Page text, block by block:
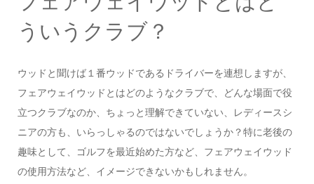
ういうクラブ？
ウッドと聞けば１番ウッドであるドライバーを連想しますが、
フェアウェイウッドとはどのようなクラブで、どんな場面で役
立つクラブなのか、ちょっと理解できていない、レディースシ
ニアの方も、いらっしゃるのではないでしょうか？特に老後の
趣味として、ゴルフを最近始めた方など、フェアウェイウッド
の使用方法など、イメージできないかもしれません。